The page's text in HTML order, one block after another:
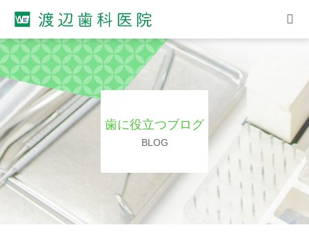
歯に役立つブログ
BLOG
ホーム
院長紹介
診療案内
診療スケジュール
アクセス